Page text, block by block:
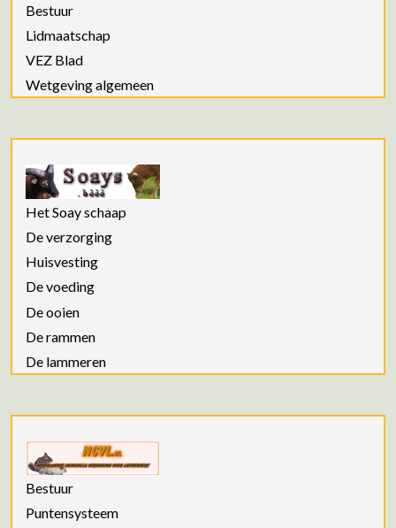
Bestuur
Lidmaatschap
VEZ Blad
Wetgeving algemeen
Het Soay schaap
De verzorging
Huisvesting
De voeding
De ooien
De rammen
De lammeren
Bestuur
Puntensysteem